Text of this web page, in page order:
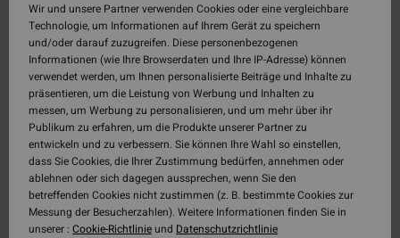
Wir und unsere Partner verwenden Cookies oder eine vergleichbare
Technologie, um Informationen auf Ihrem Gerät zu speichern
und/oder darauf zuzugreifen. Diese personenbezogenen
Informationen (wie Ihre Browserdaten und Ihre IP-Adresse) können
verwendet werden, um Ihnen personalisierte Beiträge und Inhalte zu
präsentieren, um die Leistung von Werbung und Inhalten zu
messen, um Werbung zu personalisieren, und um mehr über ihr
Publikum zu erfahren, um die Produkte unserer Partner zu
entwickeln und zu verbessern. Sie können Ihre Wahl so einstellen,
dass Sie Cookies, die Ihrer Zustimmung bedürfen, annehmen oder
ablehnen oder sich dagegen aussprechen, wenn Sie den
betreffenden Cookies nicht zustimmen (z. B. bestimmte Cookies zur
Messung der Besucherzahlen). Weitere Informationen finden Sie in
unserer : Cookie-Richtlinieund Datenschutzrichtlinie